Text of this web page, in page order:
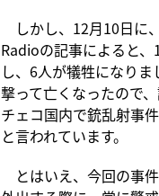
しかし、12月10日に
Radioの記事によると
し、6人が犠牲になり
撃って亡くなったので
チェコ国内で銃乱射事
と言われています。
とはいえ、今回の事